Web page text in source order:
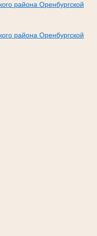
района Оренбургской
района Оренбургской